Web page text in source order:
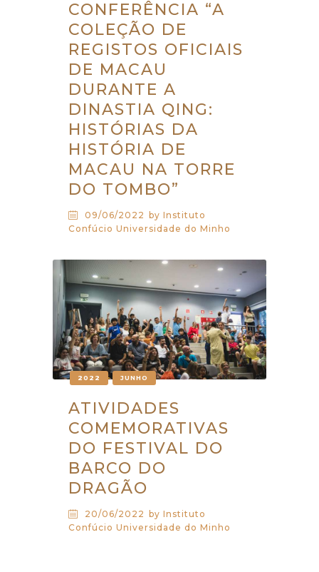
CONFERÊNCIA “A
COLEÇÃO DE
REGISTOS OFICIAIS
DE MACAU
DURANTE A
DINASTIA QING:
HISTÓRIAS DA
HISTÓRIA DE
MACAU NA TORRE
DO TOMBO”
09/06/2022 by Instituto
Confúcio Universidade do Minho
2022 JUNHO
ATIVIDADES
COMEMORATIVAS
DO FESTIVAL DO
BARCO DO
DRAGÃO
20/06/2022 by Instituto
Confúcio Universidade do Minho